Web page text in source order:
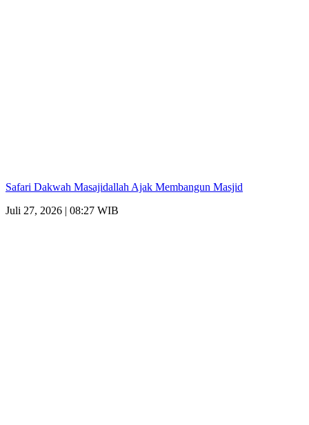
Safari Dakwah Masajidallah Ajak Membangun Masjid
Juli 27, 2026 | 08:27 WIB